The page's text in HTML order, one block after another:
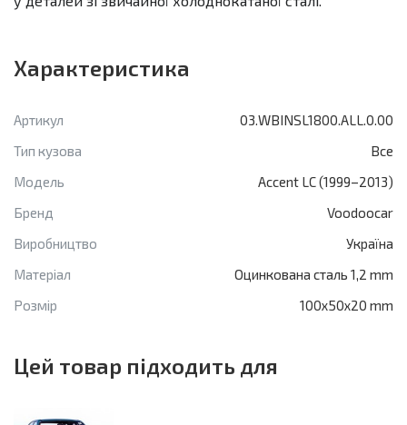
Характеристика
Артикул
03.WBINSL1800.ALL.0.00
Тип кузова
Все
Модель
Accent LC (1999–2013)
Бренд
Voodoocar
Виробництво
Україна
Матеріал
Оцинкована сталь 1,2 mm
Розмір
100x50x20 mm
Цей товар підходить для